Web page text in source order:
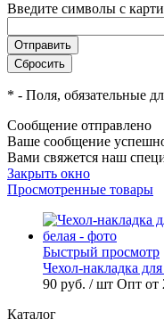
Введите символы с
* - Поля, обязательные
Сообщение отправлено
Ваше сообщение
Вами свяжется наш
Закрыть окно
Просмотренные товары
Быстрый просмотр
Чехол-накладка
90 руб. / шт Опт от
Каталог